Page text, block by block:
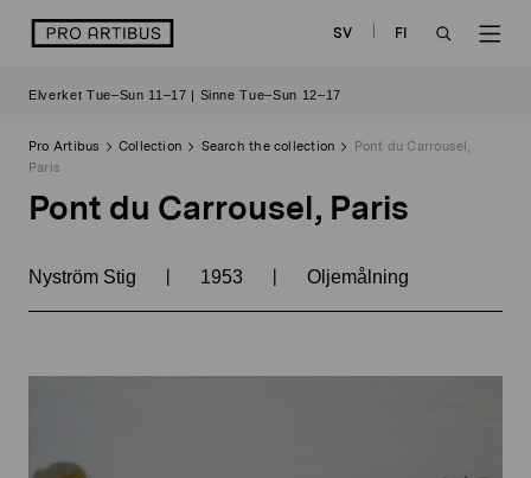
logo SV
FI
Elverket Tue–Sun 11–17 | Sinne Tue–Sun 12–17
Pro Artibus Collection Search the collection
Pont du Carrousel,
Paris
Pont du Carrousel, Paris
Nyström Stig | 1953 | Oljemålning